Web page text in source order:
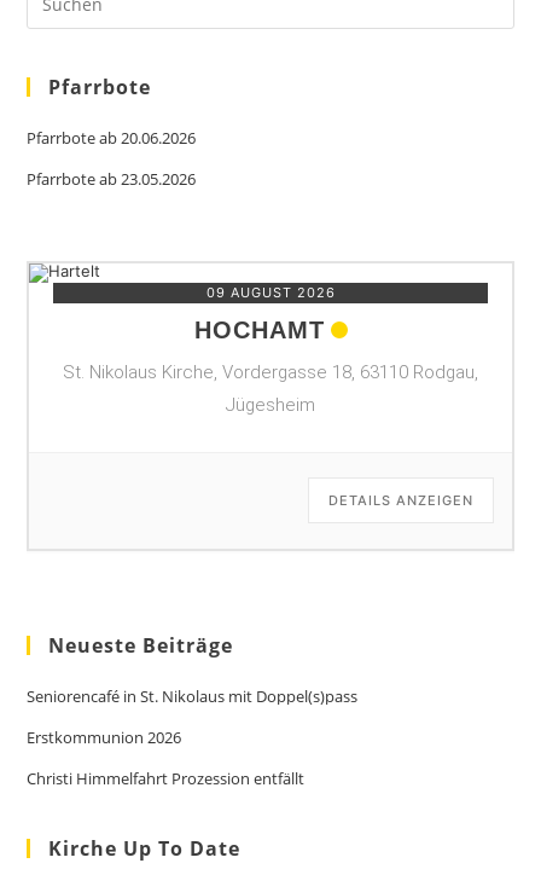
Pfarrbote
Pfarrbote ab 20.06.2026
Pfarrbote ab 23.05.2026
09 AUGUST 2026
HOCHAMT
St. Nikolaus Kirche, Vordergasse 18, 63110 Rodgau,
Jügesheim
DETAILS ANZEIGEN
Neueste Beiträge
Seniorencafé in St. Nikolaus mit Doppel(s)pass
Erstkommunion 2026
Christi Himmelfahrt Prozession entfällt
Kirche Up To Date